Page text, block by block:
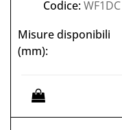
Codice:WF1DC
Misure disponibili
(mm):
Quantità